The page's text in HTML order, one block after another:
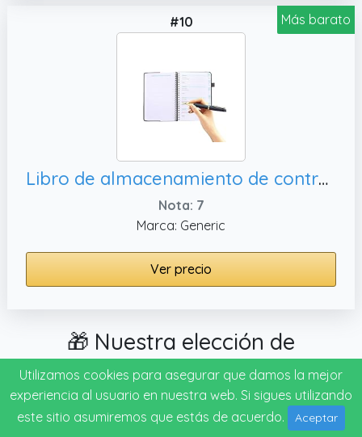
Más barato
#10
Libro de almacenamiento de contraseñas, correo electrónico
Nota: 7
Marca: Generic
Ver precio
🎁 Nuestra elección de
cuaderno electrónico para
regalar
La mayoría de las veces cuando queremos regalar
Utilizamos cookies para asegurar que damos la mejor
experiencia al usuario en nuestra web. Si sigues utilizando
este sitio asumiremos que estás de acuerdo.
Aceptar